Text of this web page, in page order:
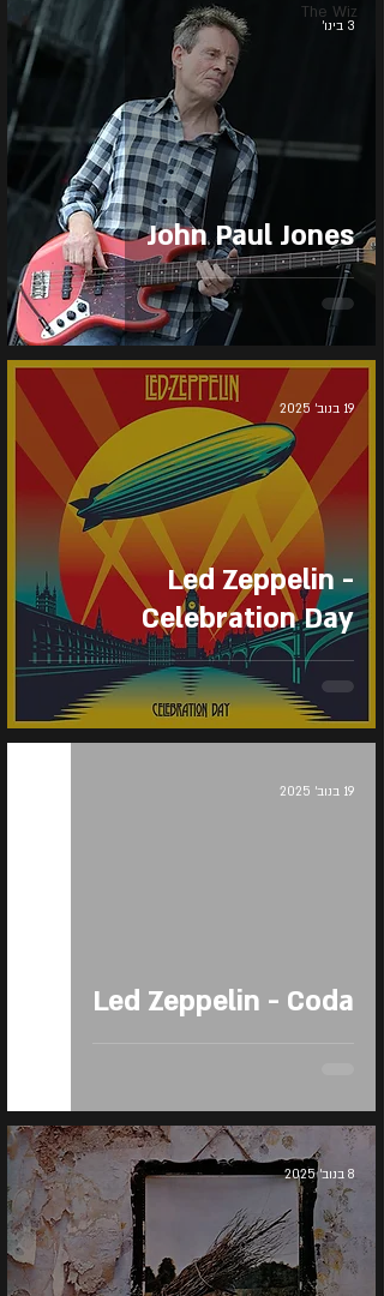
The Wiz
John Paul Jones
3 בינו׳
Led Zeppelin -
Celebration Day
19 בנוב׳ 2025
Led Zeppelin - Coda
19 בנוב׳ 2025
8 בנוב׳ 2025